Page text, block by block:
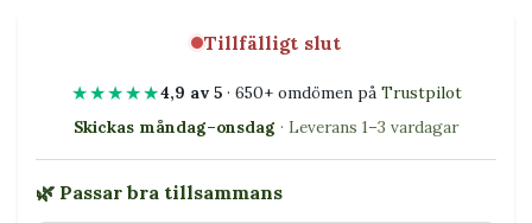
Tillfälligt slut
★★★★★4,9 av 5· 650+ omdömen på Trustpilot
Skickas måndag–onsdag · Leverans 1–3 vardagar
🌿 Passar bra tillsammans